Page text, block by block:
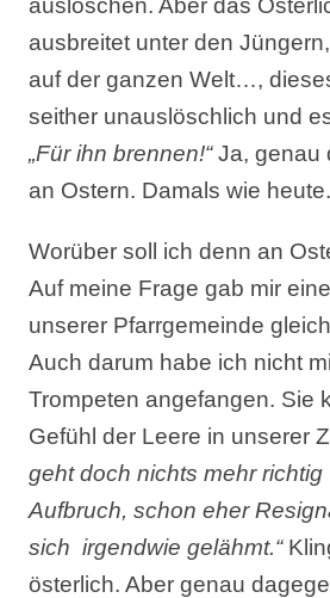
auslöschen. Aber das
ausbreitet unter den
auf der ganzen Welt…,
seither unauslöschlich und
„Für ihn brennen!“Ja, genau
an Ostern. Damals wie heute.
Worüber soll ich denn an
Auf meine Frage gab mir
unserer Pfarrgemeinde
Auch darum habe ich nicht
Trompeten angefangen. Sie
Gefühl der Leere in unserer
geht doch nichts mehr richtig
Aufbruch, schon eher
sich irgendwie gelähmt.“
österlich. Aber genau